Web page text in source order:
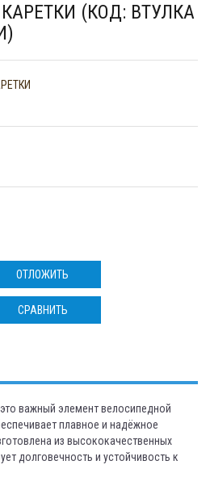
(КОД: ВТУЛКА
ОТЛОЖИТЬ
СРАВНИТЬ
важный элемент велосипедной
плавное и надёжное
из высококачественных
долговечность и устойчивость к